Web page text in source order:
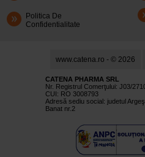
Politica De
Confidentialitate
www.catena.ro - © 2026
CATENA PHARMA SRL
Nr. Registrul Comerţului: J03/
CUI: RO 3008793
Adresă sediu social: judetul
Banat nr.2